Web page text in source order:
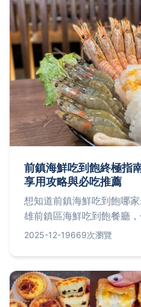
前鎮海鮮吃到飽終極指
享用攻略與必吃推薦
想知道前鎮海鮮吃到飽哪
雄前鎮區海鮮吃到飽餐廳
色、預約技巧，以及如何
2025-12-19669次瀏覽